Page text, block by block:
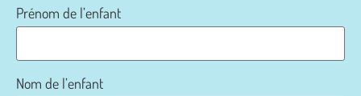
Prénom de l’enfant
Nom de l’enfant